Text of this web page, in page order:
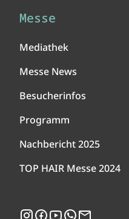
Messe
Mediathek
Messe News
Besucherinfos
Programm
Nachbericht 2025
TOP HAIR Messe 2024
Instagram
Facebook
YouTubeWhatsApp